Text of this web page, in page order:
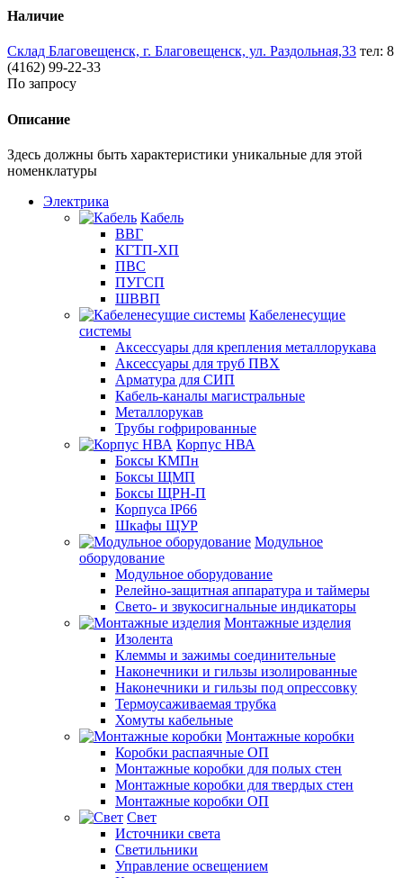
Наличие
Склад Благовещенск, г. Благовещенск, ул. Раздольная,33 тел: 8
(4162) 99-22-33
По запросу
Описание
Здесь должны быть характеристики уникальные для этой
номенклатуры
Электрика
Кабель
ВВГ
КГТП-ХП
ПВС
ПУГСП
ШВВП
Кабеленесущие
системы
Аксессуары для крепления металлорукава
Аксессуары для труб ПВХ
Арматура для СИП
Кабель-каналы магистральные
Металлорукав
Трубы гофрированные
Корпус НВА
Боксы КМПн
Боксы ЩМП
Боксы ЩРН-П
Корпуса IP66
Шкафы ЩУР
Модульное
оборудование
Модульное оборудование
Релейно-защитная аппаратура и таймеры
Свето- и звукосигнальные индикаторы
Монтажные изделия
Изолента
Клеммы и зажимы соединительные
Наконечники и гильзы изолированные
Наконечники и гильзы под опрессовку
Термоусаживаемая трубка
Хомуты кабельные
Монтажные коробки
Коробки распаячные ОП
Монтажные коробки для полых стен
Монтажные коробки для твердых стен
Монтажные коробки ОП
Свет
Источники света
Светильники
Управление освещением